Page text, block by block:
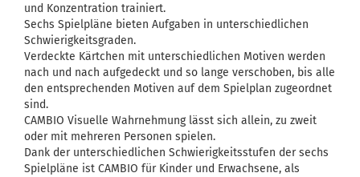
und Konzentration trainiert.
Sechs Spielpläne bieten Aufgaben in unterschiedlichen
Schwierigkeitsgraden.
Verdeckte Kärtchen mit unterschiedlichen Motiven werden
nach und nach aufgedeckt und so lange verschoben, bis alle
den entsprechenden Motiven auf dem Spielplan zugeordnet
sind.
CAMBIO Visuelle Wahrnehmung lässt sich allein, zu zweit
oder mit mehreren Personen spielen.
Dank der unterschiedlichen Schwierigkeitsstufen der sechs
Spielpläne ist CAMBIO für Kinder und Erwachsene, als